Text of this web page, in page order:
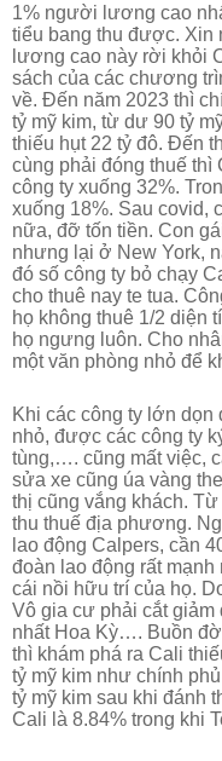
1% người lương cao
tiểu bang thu được. Xin
lương cao này rời khỏi
sách của các chương
về. Đến năm 2023 thì
tỷ mỹ kim, từ dư 90 tỷ
thiếu hụt 22 tỷ đô. Đến
cùng phải đóng thuế thì
công ty xuống 32%.
xuống 18%. Sau covid,
nữa, đỡ tốn tiền. Con
nhưng lại ở New York,
đó số công ty bỏ chạy
cho thuê nay te tua.
họ không thuê 1/2 diện
họ ngưng luôn. Cho
một văn phòng nhỏ để
Khi các công ty lớn
nhỏ, được các công ty
tùng,…. cũng mất việc,
sửa xe cũng úa vàng
thị cũng vắng khách.
thu thuế địa phương.
lao động Calpers, cần
đoàn lao động rất
cái nồi hữu trí của họ.
Vô gia cư phải cắt
nhất Hoa Kỳ…. Buồn
thì khám phá ra Cali
tỷ mỹ kim như chính
tỷ mỹ kim sau khi đánh
Cali là 8.84% trong khi